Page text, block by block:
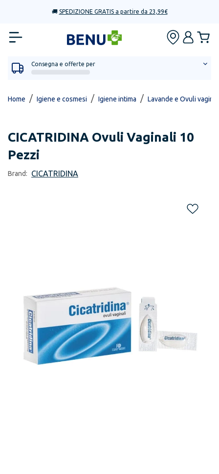
🚚 SPEDIZIONE GRATIS a partire da 23,99€
Consegna e offerte per
Home / Igiene e cosmesi / Igiene intima / Lavande e Ovuli
CICATRIDINA Ovuli Vaginali 10
Pezzi
Brand: CICATRIDINA